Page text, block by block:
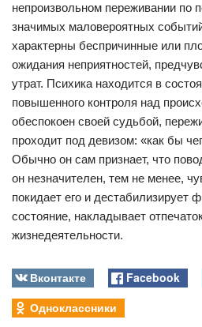
непроизвольном переживании по
значимых маловероятных
характерны беспричинные или
ожидания неприятностей,
утрат. Психика находится в
повышенного контроля над
обеспокоен своей судьбой,
проходит под девизом: «как бы
Обычно он сам признает, что
он незначителен, тем не менее,
покидает его и дестабилизирует
состояние, накладывает
жизнедеятельности.
Вконтакте Facebook
Одноклассники